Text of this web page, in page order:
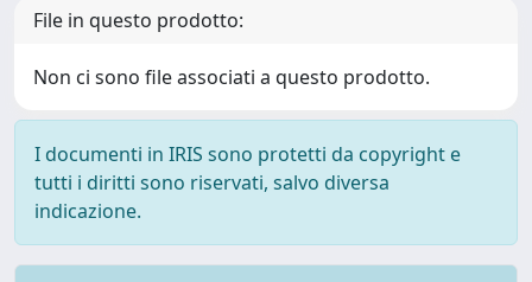
File in questo prodotto:
Non ci sono file associati a questo prodotto.
I documenti in IRIS sono protetti da copyright e
tutti i diritti sono riservati, salvo diversa
indicazione.